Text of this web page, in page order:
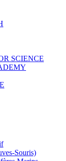
SCIENCE
Souris)